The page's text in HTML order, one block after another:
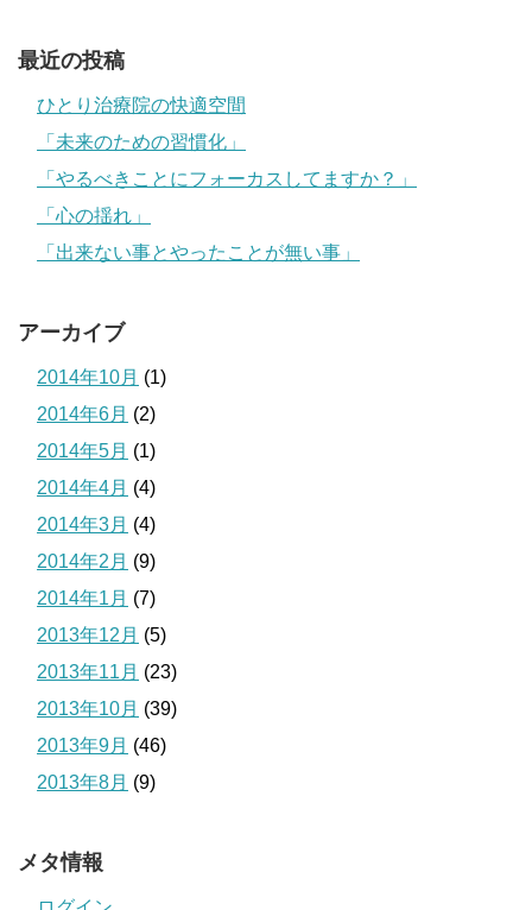
最近の投稿
ひとり治療院の快適空間
「未来のための習慣化」
「やるべきことにフォーカスしてますか？」
「心の揺れ」
「出来ない事とやったことが無い事」
アーカイブ
2014年10月 (1)
2014年6月 (2)
2014年5月 (1)
2014年4月 (4)
2014年3月 (4)
2014年2月 (9)
2014年1月 (7)
2013年12月 (5)
2013年11月 (23)
2013年10月 (39)
2013年9月 (46)
2013年8月 (9)
メタ情報